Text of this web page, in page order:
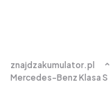
znajdzakumulator.pl
Mercedes-Benz Klasa S